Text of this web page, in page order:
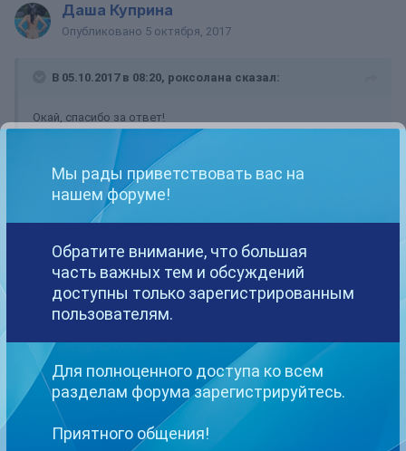
Даша Куприна
Опубликовано 5 октября, 2017
В 05.10.2017 в 08:20, роксолана сказал:
Окай, спасибо за ответ!
Девочки, отпишитесь о своих заработках, если не трудно!
Я бы сказала в 3х словах - рунетки свое изжили
Deamon_VS
Опубликовано 6 октября, 2017
Даша Куприна
Есть модели, которые зарабатывают достаточно хорошо на
рунетках. Если бы изжил проект, то его закрыли и не тратили бы
средства в воздух.
Мы рады приветствовать вас на
нашем форуме!
Обратите внимание, что большая
часть важных тем и обсуждений
доступны только зарегистрированным
пользователям.
Для полноценного доступа ко всем
разделам форума зарегистрируйтесь.
Приятного общения!